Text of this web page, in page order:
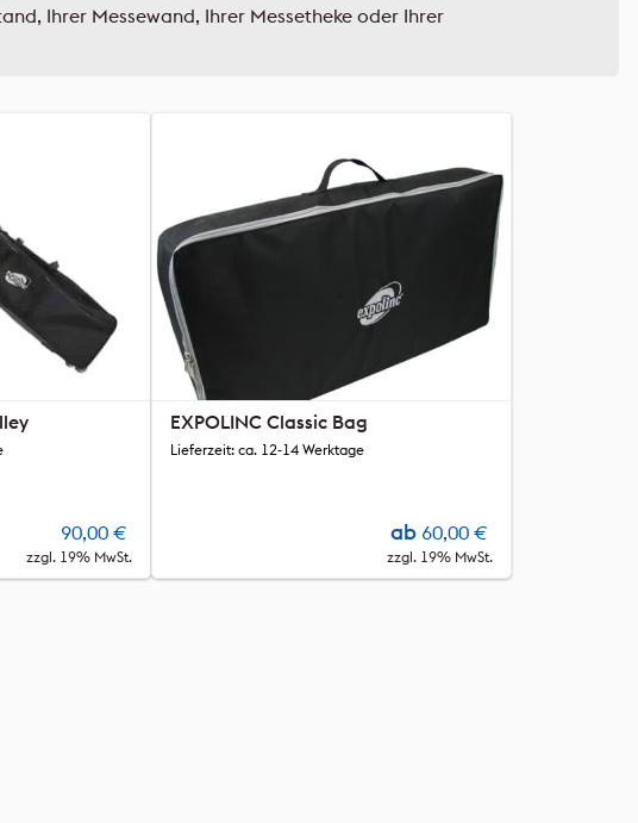
Ihrer Messewand, Ihrer Messetheke oder Ihrer
90,00 €
zzgl. 19% MwSt.
EXPOLINC Classic Bag
Lieferzeit: ca. 12-14 Werktage
ab 60,00 €
zzgl. 19% MwSt.